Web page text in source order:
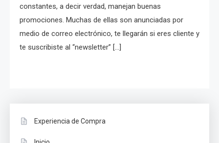
constantes, a decir verdad, manejan buenas
promociones. Muchas de ellas son anunciadas por
medio de correo electrónico, te llegarán si eres cliente y
te suscribiste al “newsletter” […]
Experiencia de Compra